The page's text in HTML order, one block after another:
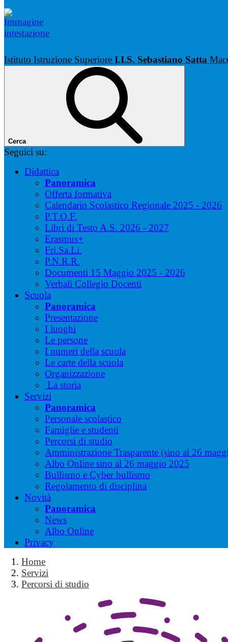
Istituto Istruzione Superiore I.I.S. Sebastiano Satta
Cerca
Seguici su:
Didattica
Panoramica
Offerta formativa
Calendario Scolastico Regionale 2025 - 2026
P.T.O.F.
Libri di Testo A.S. 2026 - 2027
Erasmus+
Fri.Sa.Li.
P.N.R.R.
Documenti 15 Maggio 2025 - 2026
Verbali Collegio Docenti
Scuola
Panoramica
Presentazione
I luoghi
Le persone
I numeri della scuola
Le carte della scuola
Organizzazione
La storia
Servizi
Panoramica
Personale scolastico
Famiglie e studenti
Percorsi di studio
Amministrazione Trasparente (sino al 26
Albo Online sino al 26 maggio 2025
Bullismo e Cyber bullismo
Regolamento di disciplina
Novità
Panoramica
News
Albo Online
Privacy
Home
Servizi
Percorsi di studio